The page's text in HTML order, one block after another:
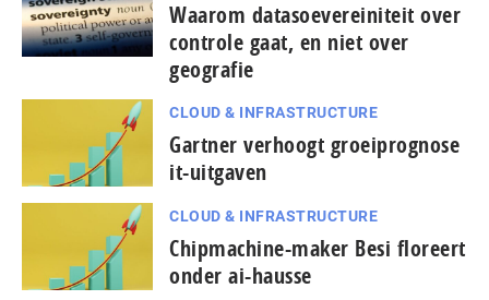
Waarom datasoevereiniteit over
controle gaat, en niet over
geografie
CLOUD & INFRASTRUCTURE
Gartner verhoogt groeiprognose
it-uitgaven
CLOUD & INFRASTRUCTURE
Chipmachine-maker Besi floreert
onder ai-hausse